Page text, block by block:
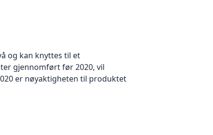
og kan knyttes til et
gjennomført før 2020, vil
er nøyaktigheten til produktet